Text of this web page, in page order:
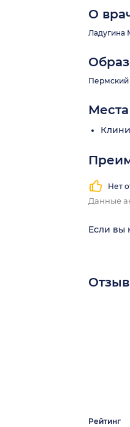
О
Ладугина
Пермский
Нет
Данные
Если вы
Рейтинг